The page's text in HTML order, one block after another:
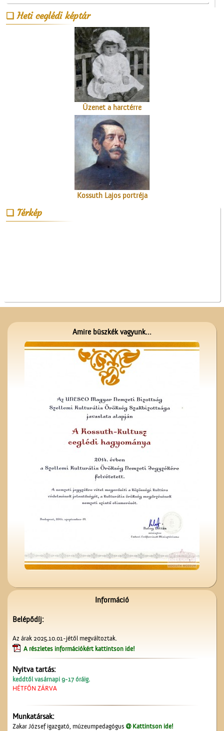
Heti ceglédi képtárA Czeglédi Katolikus Kör
székháza
Üzenet a harctérre
Kossuth Lajos portréja
Vasat, vasárut vásároljunk
a Berger
A ceglédi tanyasi
tanítókról
templom tornya
A Ceglédi Népkör
A számolócédulák
Térkép
Amire büszkék vagyunk...
Információ
Belépődíj:
Az árak 2025.10.01-jétől megváltoztak.
A részletes információkért kattintson ide!
Nyitva tartás:
keddtől vasárnapi 9-17 óráig.
HÉTFŐN ZÁRVA
Munkatársak:
Zakar József igazgató, múzeumpedagógus Kattintson ide!